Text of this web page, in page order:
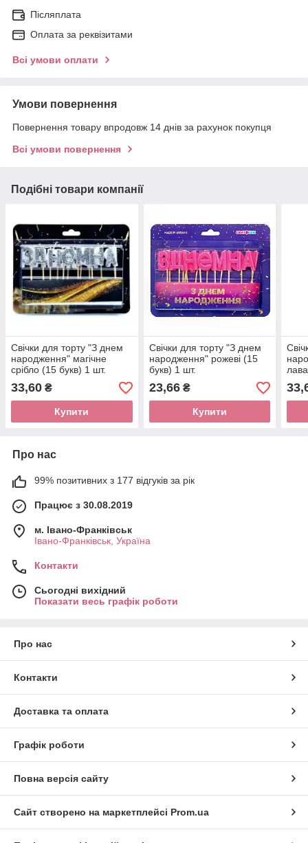
Післяплата
Оплата за реквізитами
Всі умови оплати
Умови повернення
Повернення товару впродовж 14 днів за рахунок покупця
Всі умови повернення
Подібні товари компанії
Свічки для торту "З днем
народження" магічне
срібло (15 букв) 1 шт.
33,60 ₴
Купити
Свічки для торту "З днем
народження" рожеві (15
букв) 1 шт.
23,66₴
Купити
Про нас
99% позитивних з 177 відгуків за рік
Працює з 30.08.2019
м. Івано-Франківськ
Івано-Франківськ, Україна
Контакти
Сьогодні вихідний
Показати весь графік роботи
Про нас
Контакти
Доставка та оплата
Графік роботи
Повна версія сайту
Сайт створено на маркетплейсі Prom.ua